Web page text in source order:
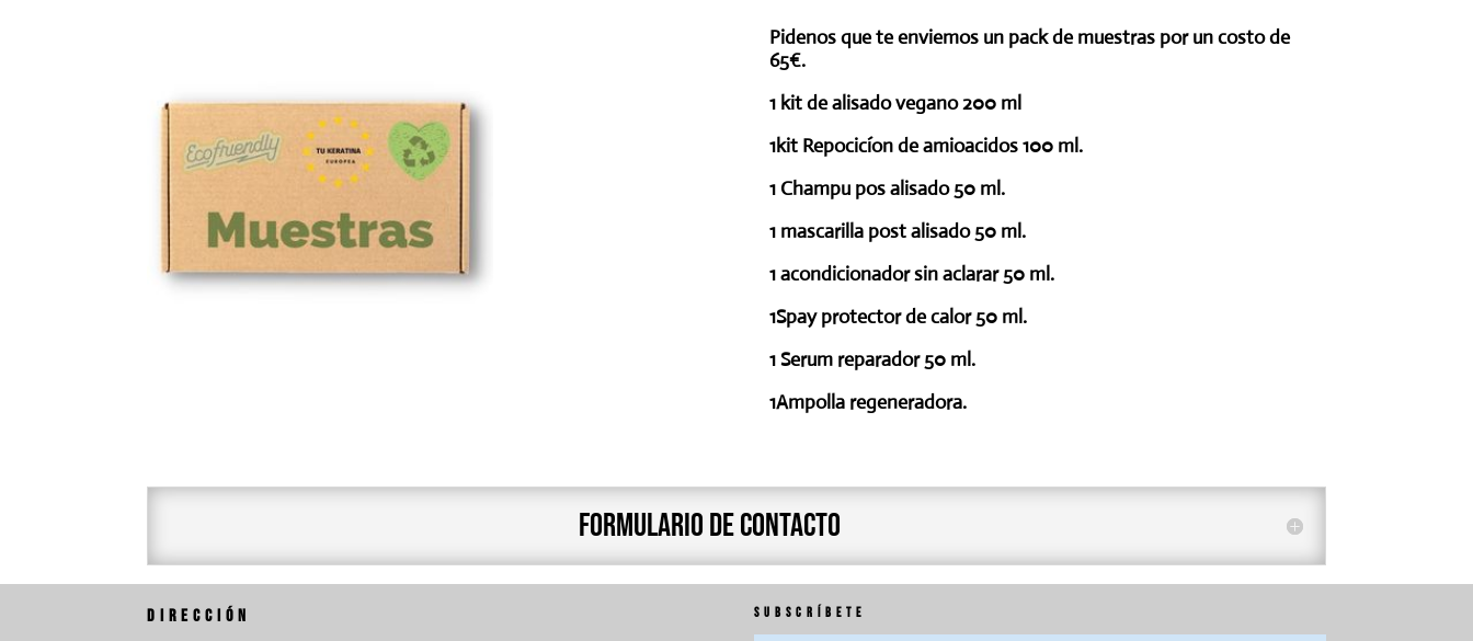
Pidenos que te enviemos un pack de muestras por un costo de
65€.
1 kit de alisado vegano 200 ml
1kit Repocicíon de amioacidos 100 ml.
1 Champu pos alisado 50 ml.
1 mascarilla post alisado 50 ml.
1 acondicionador sin aclarar 50 ml.
1Spay protector de calor 50 ml.
1 Serum reparador 50 ml.
1Ampolla regeneradora.
formulario de contacto
DIRECCIÓN SUBSCRÍBETE